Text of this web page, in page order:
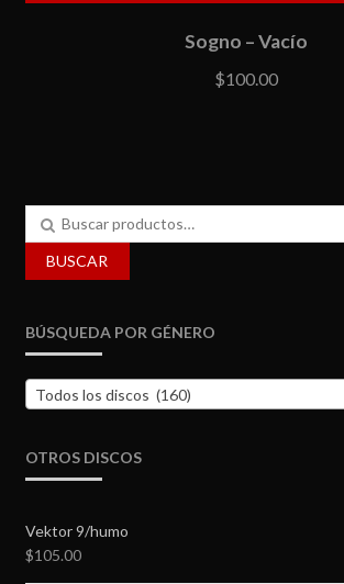
Sogno – Vacío
$100.00
Buscar
por:
BUSCAR
BÚSQUEDA POR GÉNERO
Todos los discos (160)
OTROS DISCOS
Vektor 9/humo
$105.00